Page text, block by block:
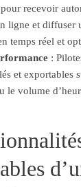
recevoir
ligne et diffuser
temps réel et
:
et exportables
le volume